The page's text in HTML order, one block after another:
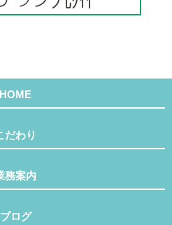
HOME
だわり
務案内
ブログ